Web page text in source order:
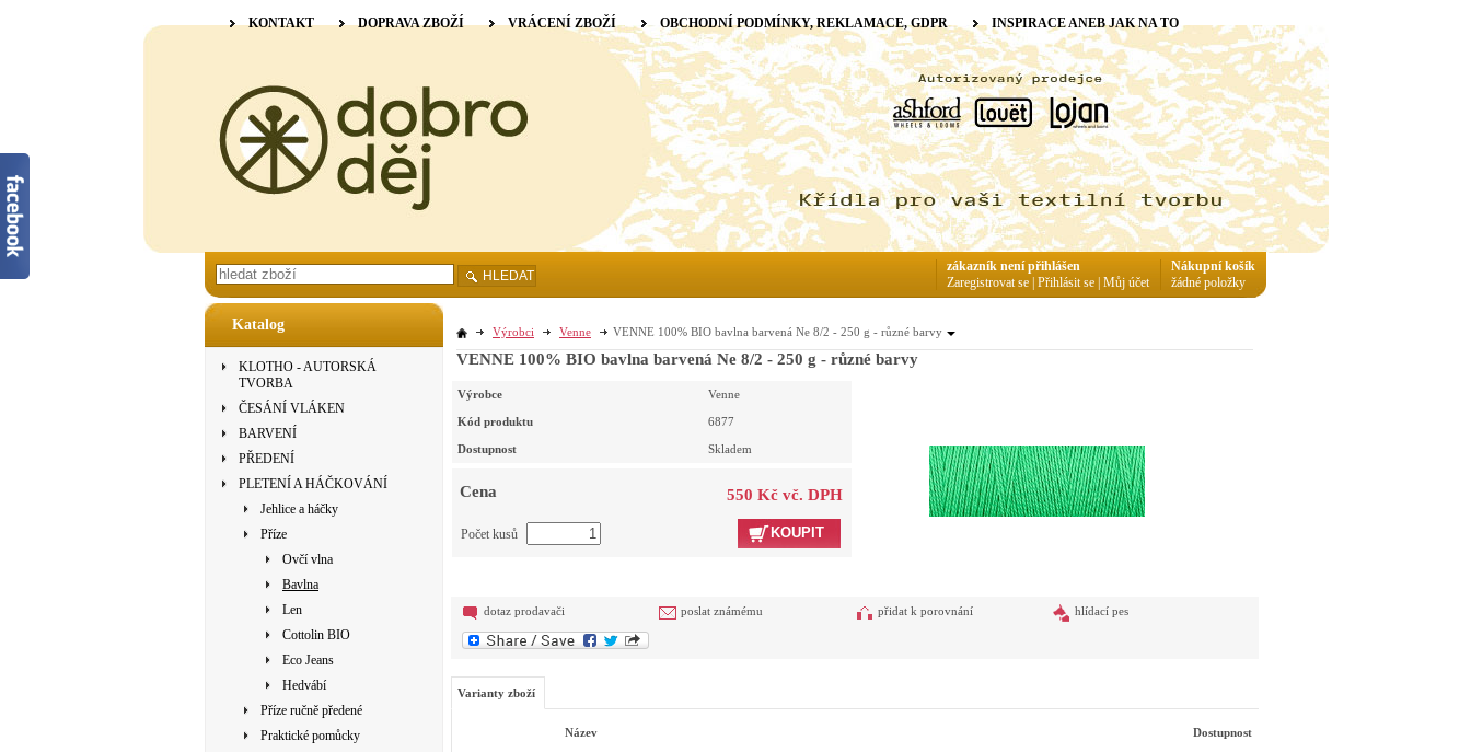
Katalog
KLOTHO - AUTORSKÁ
TVORBA
ČESÁNÍ VLÁKEN
BARVENÍ
PŘEDENÍ
PLETENÍ A HÁČKOVÁNÍ
Jehlice a háčky
Příze
Ovčí vlna
Bavlna
Len
Cottolin BIO
Eco Jeans
Hedvábí
Příze ručně předené
Praktické pomůcky
Výrobci Venne VENNE 100% BIO bavlna barvená Ne 8/2 - 250 g - různé barvy
VENNE 100% BIO bavlna barvená Ne 8/2 - 250 g - různé barvy
Výrobce Venne
Kód produktu 6877
Dostupnost Skladem
Cena 550 Kč vč. DPH
KOUPIT
Počet kusů
dotaz prodavači poslat známému přidat k porovnání hlídací pes
Varianty zboží
Název Dostupnost
KONTAKT DOPRAVA ZBOŽÍ VRÁCENÍ ZBOŽÍ OBCHODNÍ PODMÍNKY, REKLAMACE, GDPR INSPIRACE ANEB JAK NA TO
HLEDAT
Nákupní košík
žádné položky
zákazník není přihlášen
Zaregistrovat se Přihlásit se Můj účet